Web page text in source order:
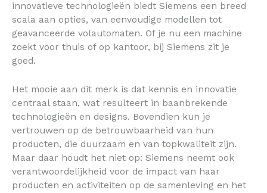
innovatieve technologieën biedt Siemens een breed
scala aan opties, van eenvoudige modellen tot
geavanceerde volautomaten. Of je nu een machine
zoekt voor thuis of op kantoor, bij Siemens zit je
goed.
Het mooie aan dit merk is dat kennis en innovatie
centraal staan, wat resulteert in baanbrekende
technologieën en designs. Bovendien kun je
vertrouwen op de betrouwbaarheid van hun
producten, die duurzaam en van topkwaliteit zijn.
Maar daar houdt het niet op: Siemens neemt ook
verantwoordelijkheid voor de impact van haar
producten en activiteiten op de samenleving en het